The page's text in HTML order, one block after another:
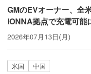
GMのEVオーナー、全
IONNA拠点で充電可能
2026年07月13日(月)
米国 中国